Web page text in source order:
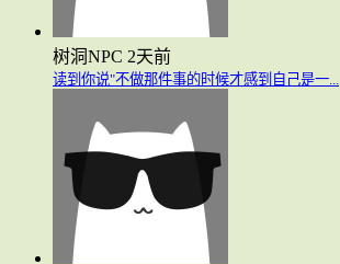
树洞NPC 2天前
读到你说"不做那件事的时候才感到自己是一...